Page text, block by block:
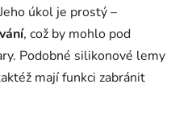
úkol je prostý –
, což by mohlo pod
Podobné silikonové lemy
mají funkci zabránit